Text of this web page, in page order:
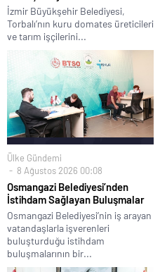
İzmir Büyükşehir Belediyesi,
Torbalı’nın kuru domates üreticileri
ve tarım işçilerini...
Ülke Gündemi
8 Ağustos 2026 00:08
Osmangazi Belediyesi’nden
İstihdam Sağlayan Buluşmalar
Osmangazi Belediyesi’nin iş arayan
vatandaşlarla işverenleri
buluşturduğu istihdam
buluşmalarının bir...